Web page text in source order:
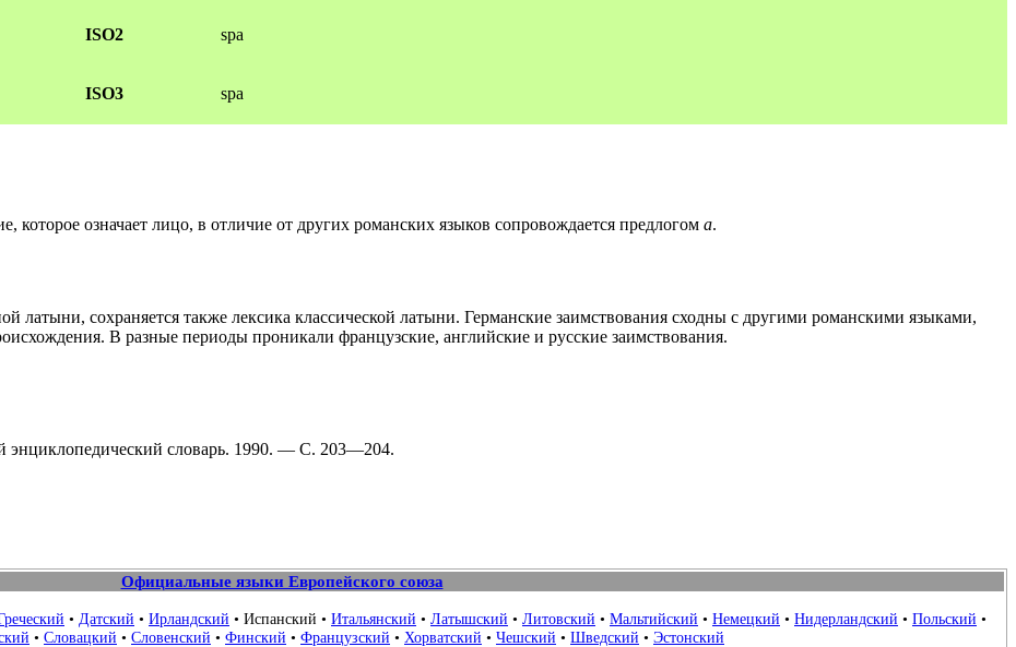
ISO2 spa
ISO3 spa
означает лицо, в отличие от других романских языков сопровождается предлогом a.
латыни, сохраняется также лексика классической латыни. Германские заимствования сходны с другими романскими языками,
В разные периоды проникали французские, английские и русские заимствования.
энциклопедический словарь. 1990. — С. 203—204.
Официальные языки Европейского союза
• Датский • Ирландский • Испанский • Итальянский • Латышский • Литовский • Мальтийский • Немецкий • Нидерландский • Польский •
• Словацкий • Словенский • Финский • Французский • Хорватский • Чешский • Шведский • Эстонский